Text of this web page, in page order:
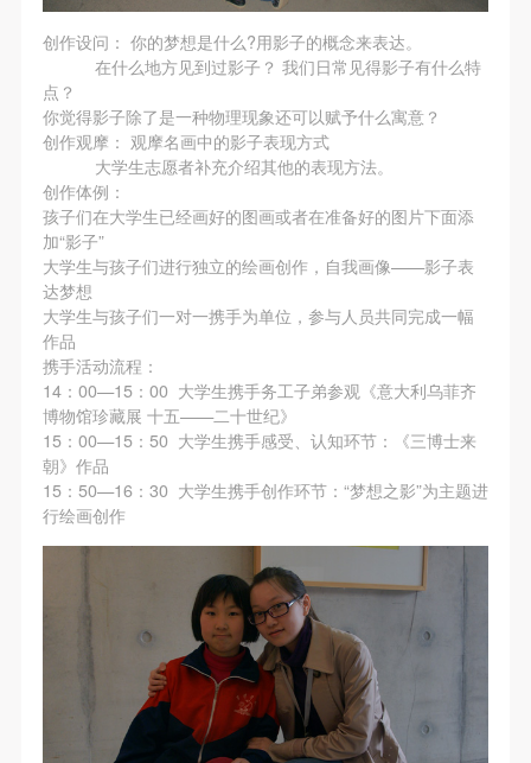
创作设问： 你的梦想是什么?用影子的概念来表达。
在什么地方见到过影子？ 我们日常见得影子有什么特
点？
你觉得影子除了是一种物理现象还可以赋予什么寓意？
创作观摩： 观摩名画中的影子表现方式
大学生志愿者补充介绍其他的表现方法。
创作体例：
孩子们在大学生已经画好的图画或者在准备好的图片下面添
加“影子”
大学生与孩子们进行独立的绘画创作，自我画像——影子表
达梦想
大学生与孩子们一对一携手为单位，参与人员共同完成一幅
作品
携手活动流程：
14：00—15：00 大学生携手务工子弟参观《意大利乌菲齐
博物馆珍藏展 十五——二十世纪》
15：00—15：50 大学生携手感受、认知环节：《三博士来
朝》作品
15：50—16：30 大学生携手创作环节：“梦想之影”为主题进
行绘画创作